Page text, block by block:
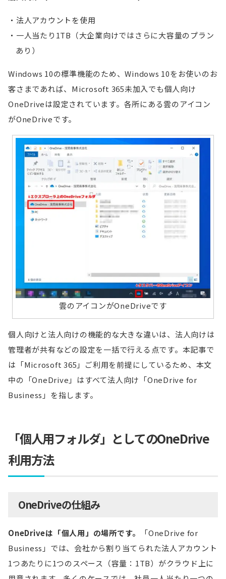
法人アカウントを使用
一人当たり1TB（大企業向けではさらに大容量のプラン
あり）
Windows 10の標準機能のため、Windows 10をお使いのお
客さまであれば、Microsoft 365未加入でも個人向け
OneDriveは設定されています。各所にある雲のアイコン
がOneDriveです。
雲のアイコンがOneDriveです
個人向けと法人向けの機能的な大きな違いは、法人向けは
管理者が共有などの設定を一括で行える点です。本記事で
は「Microsoft 365」ご利用を前提にしているため、本文
中の「OneDrive」はすべて法人向け「OneDrive for
Business」を指します。
「個人用フォルダ」としてのOneDrive
利用方法
OneDriveの仕組み
OneDriveは「個人用」の場所です。
「OneDrive for
Business」では、会社から割り当てられた法人アカウント
1つあたりに1つのスペース（容量：1TB）がクラウド上に